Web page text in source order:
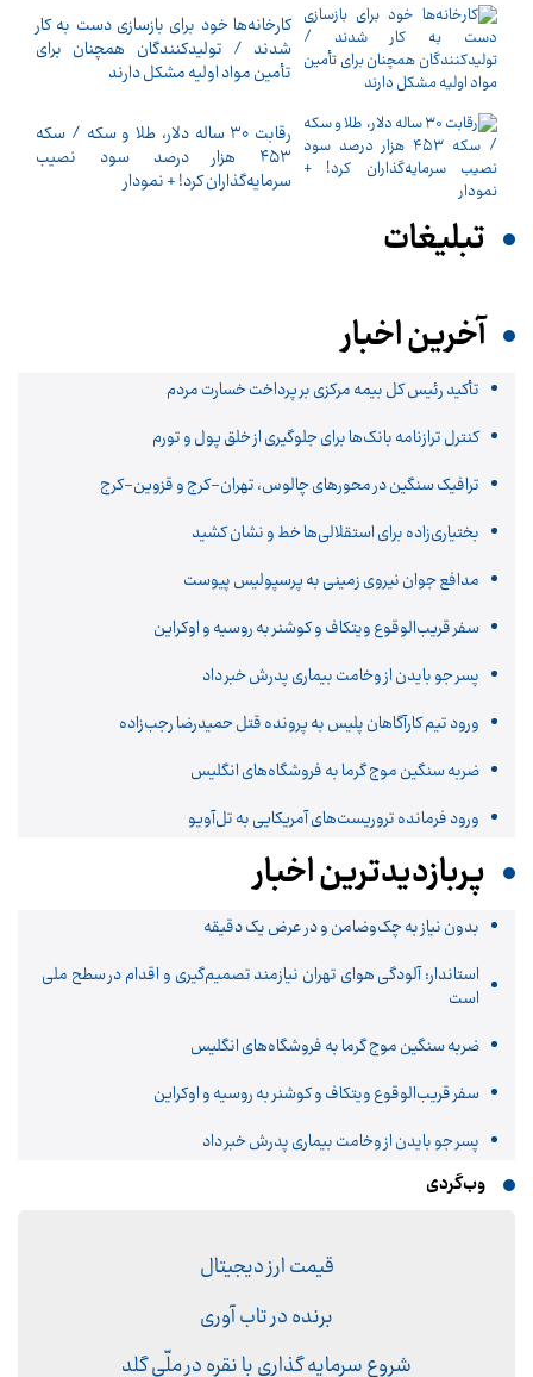
کارخانه‌ها خود برای بازسازی دست به کار
شدند / تولیدکنندگان همچنان برای
تأمین مواد اولیه مشکل دارند
رقابت ۳۰ ساله دلار، طلا و سکه / سکه
۴۵۳ هزار درصد سود نصیب
سرمایه‌گذاران کرد! + نمودار
تبلیغات
آخرین اخبار
تأکید رئیس کل بیمه مرکزی بر پرداخت خسارت مردم
کنترل ترازنامه بانک‌ها برای جلوگیری از خلق پول و تورم
ترافیک سنگین در محورهای چالوس، تهران-کرج و قزوین-کرج
بختیاری‌زاده برای استقلالی‌ها خط و نشان کشید
مدافع جوان نیروی زمینی به پرسپولیس پیوست
سفر قریب‌الوقوع ویتکاف و کوشنر به روسیه و اوکراین
پسر جو بایدن از وخامت بیماری پدرش خبر داد
ورود تیم کارآگاهان پلیس به پرونده قتل حمیدرضا رجب‌زاده
ضربه سنگین موج گرما به فروشگاه‌های انگلیس
ورود فرمانده تروریست‌های آمریکایی به تل‌آویو
پربازدیدترین اخبار
بدون نیاز به چک‌وضامن و در عرض یک دقیقه
استاندار: آلودگی هوای تهران نیازمند تصمیم‌گیری و اقدام در سطح ملی
است
ضربه سنگین موج گرما به فروشگاه‌های انگلیس
سفر قریب‌الوقوع ویتکاف و کوشنر به روسیه و اوکراین
پسر جو بایدن از وخامت بیماری پدرش خبر داد
وب‌گردی
قیمت ارز دیجیتال
برنده در تاب آوری
شروع سرمایه گذاری با نقره در ملّی گلد